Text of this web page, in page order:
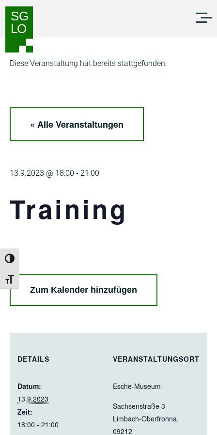
Zum
Inhalt
springen
Zur
Navigation
springen
Umschalten auf hohe Kontraste
Schrift vergrößern
« Alle Veranstaltungen
Diese Veranstaltung hat bereits stattgefunden.
Training
13.9.2023 @ 18:00 - 21:00
Zum Kalender hinzufügen
DETAILS
Datum:
13.9.2023
Zeit:
18:00 - 21:00
VERANSTALTUNGSORT
Esche-Museum
Sachsenstraße 3
Limbach-Oberfrohna,
09212